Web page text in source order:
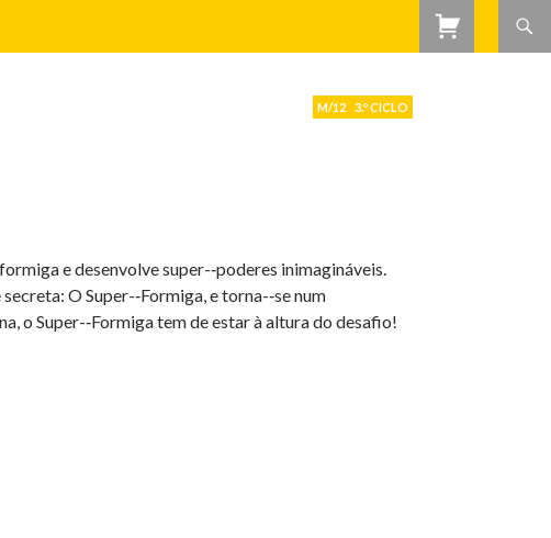
3.º CICLO
M/12
e desenvolve super-­‐poderes inimagináveis.
O Super-­‐Formiga, e torna-­‐se num
o Super-­‐Formiga tem de estar à altura do desafio!